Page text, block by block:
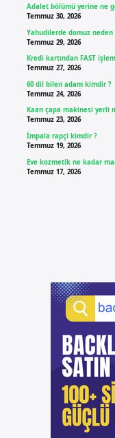
Adalet bölümü yerine ne
Temmuz 30, 2026
Yahudilerde domuz neden
Temmuz 29, 2026
Kredi kartından FAST
Temmuz 27, 2026
60 dil bilen adam kimdir ?
Temmuz 24, 2026
Kaan çapa makinesi yerli
Temmuz 23, 2026
İmpala rapçi kimdir ?
Temmuz 19, 2026
Eve kozmetik ne kadar
Temmuz 17, 2026